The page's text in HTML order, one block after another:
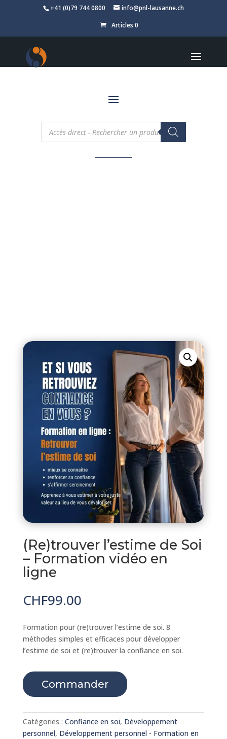
+41 (0)79 744 0800
info@pnl-lausanne.ch
Articles 0
Recherche
produits
(Re)trouver l’estime de Soi
– Formation vidéo en
ligne
CHF99.00
Formation pour (re)trouver l’estime de soi. 8
méthodes simples et efficaces pour développer
l’estime de soi et (re)trouver la confiance en soi.
Commander
Catégories : Confiance en soi, Développement
personnel, Développement personnel - Formation en